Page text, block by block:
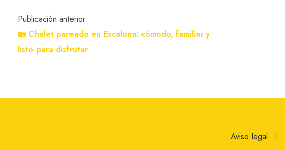
Publicación anterior
🏡 Chalet pareado en Escalona: cómodo, familiar y
listo para disfrutar
Aviso legal